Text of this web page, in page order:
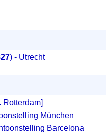
) - Utrecht
München
Barcelona